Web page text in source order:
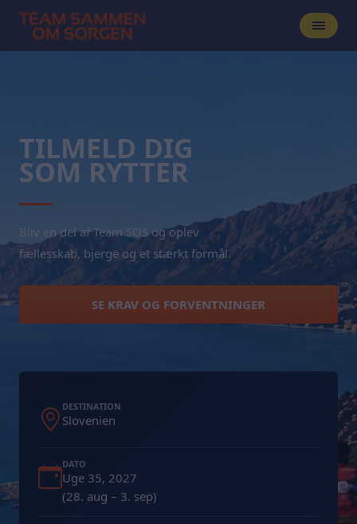
TILMELD DIG
SOM RYTTER
Bliv en del af Team SOS og oplev
fællesskab, bjerge og et stærkt formål.
SE KRAV OG FORVENTNINGER
DESTINATION
Slovenien
DATO
Uge 35, 2027
(28. aug – 3. sep)